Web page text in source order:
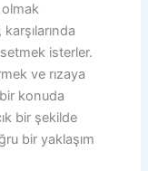
isterler.
ve rızaya
konuda
bir şekilde
bir yaklaşım